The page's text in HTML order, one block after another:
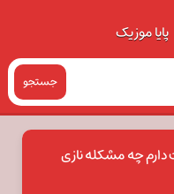
پایا موزیک
جستجو
چه مشکله نازی